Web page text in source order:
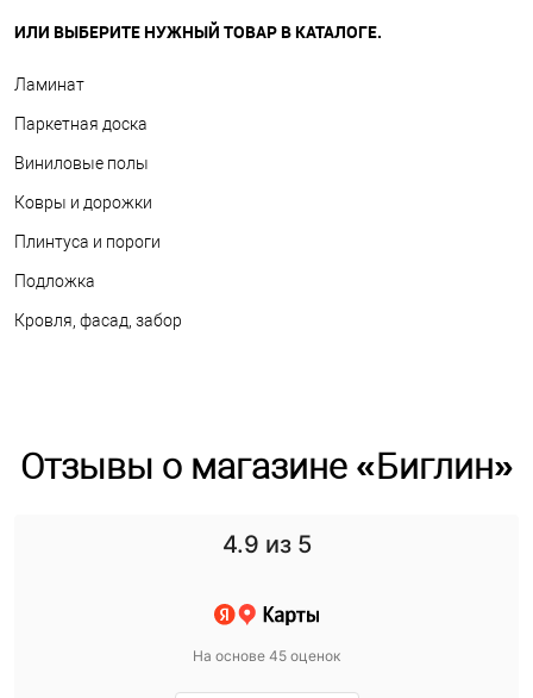
ИЛИ ВЫБЕРИТЕ НУЖНЫЙ ТОВАР В КАТАЛОГЕ.
Ламинат
Паркетная доска
Виниловые полы
Ковры и дорожки
Плинтуса и пороги
Подложка
Кровля, фасад, забор
Отзывы о магазине «Биглин»
4.9 из 5
На основе 45 оценок